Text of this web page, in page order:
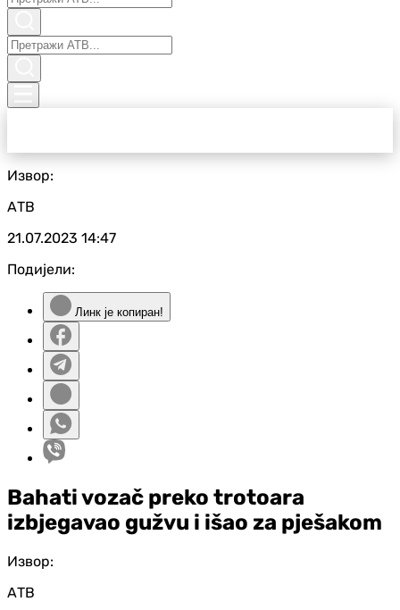
Извор:
АТВ
21.07.2023 14:47
Подијели:
Линк је копиран!
Bahati vozač preko trotoara
izbjegavao gužvu i išao za pješakom
Извор:
АТВ